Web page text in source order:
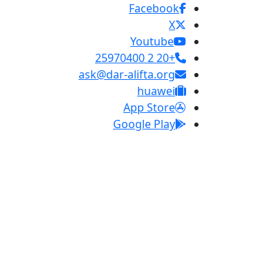
Facebook
X
Youtube
+20 2 25970400
ask@dar-alifta.org
huawei
App Store
Google Play